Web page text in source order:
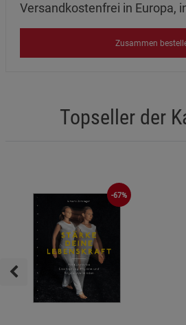
Versandkostenfrei in Europa,
Zusammen
Topseller der
-67%